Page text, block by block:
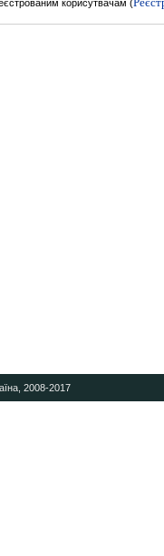
корисутвачам (
2008-2017